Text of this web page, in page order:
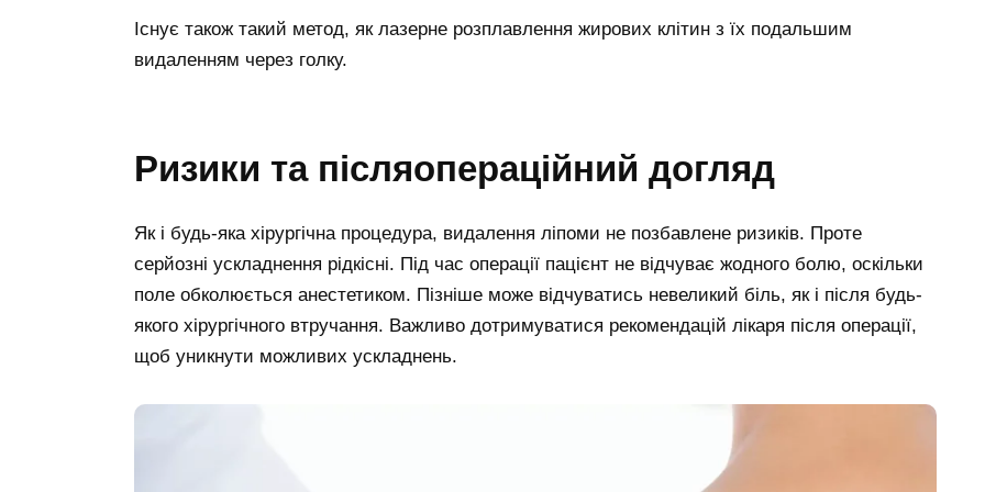
Існує також такий метод, як лазерне розплавлення жирових клітин з їх подальшим
видаленням через голку.
Ризики та післяопераційний догляд
Як і будь-яка хірургічна процедура, видалення ліпоми не позбавлене ризиків. Проте
серйозні ускладнення рідкісні. Під час операції пацієнт не відчуває жодного болю, оскільки
поле обколюється анестетиком. Пізніше може відчуватись невеликий біль, як і після будь-
якого хірургічного втручання. Важливо дотримуватися рекомендацій лікаря після операції,
щоб уникнути можливих ускладнень.